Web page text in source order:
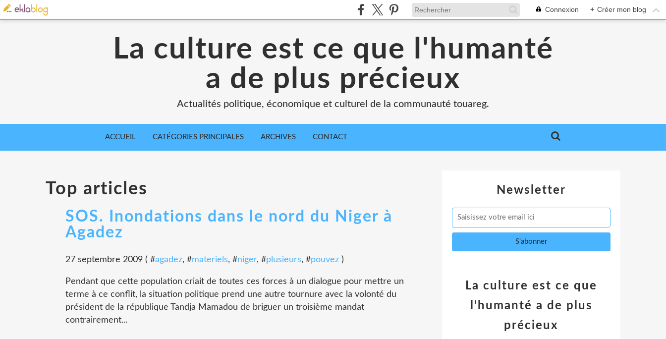
Connexion + Créer mon blog
La culture est ce que l'humanté
a de plus précieux
Actualités politique, économique et culturel de la communauté touareg.
ACCUEIL CATÉGORIES PRINCIPALES ARCHIVES CONTACT
Top articles
SOS. Inondations dans le nord du Niger à
Agadez
27 septembre 2009 ( #agadez, #materiels, #niger, #plusieurs, #pouvez )
Pendant que cette population criait de toutes ces forces à un dialogue pour mettre un
terme à ce conflit, la situation politique prend une autre tournure avec la volonté du
président de la république Tandja Mamadou de briguer un troisième mandat
contrairement...
Newsletter
La culture est ce que
l'humanté a de plus
précieux